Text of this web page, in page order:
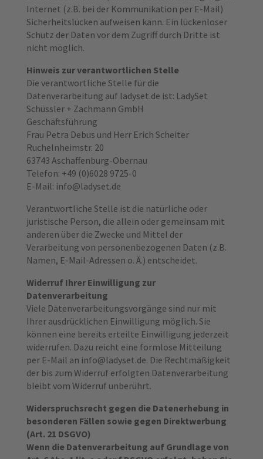
Internet (z.B. bei der Kommunikation per E-Mail)
Sicherheitslücken aufweisen kann. Ein lückenloser
Schutz der Daten vor dem Zugriff durch Dritte ist
nicht möglich.
Hinweis zur verantwortlichen Stelle
Die verantwortliche Stelle für die
Datenverarbeitung auf ladyset.de ist: LadySet
Schüssler + Zachmann GmbH
Geschäftsführung
Frau Petra Debus und Herr Erich Scheiter
Ruchelnheimstr. 20
63743 Aschaffenburg-Obernau
Telefon: +49 (0)6028 9725-0
E-Mail: info@ladyset.de
Verantwortliche Stelle ist die natürliche oder
juristische Person, die allein oder gemeinsam mit
anderen über die Zwecke und Mittel der
Verarbeitung von personenbezogenen Daten (z.B.
Namen, E-Mail-Adressen o. Ä.) entscheidet.
Widerruf Ihrer Einwilligung zur
Datenverarbeitung
Viele Datenverarbeitungsvorgänge sind nur mit
Ihrer ausdrücklichen Einwilligung möglich. Sie
können eine bereits erteilte Einwilligung jederzeit
widerrufen. Dazu reicht eine formlose Mitteilung
per E-Mail an info@ladyset.de. Die Rechtmäßigkeit
der bis zum Widerruf erfolgten Datenverarbeitung
bleibt vom Widerruf unberührt.
Widerspruchsrecht gegen die Datenerhebung in
besonderen Fällen sowie gegen Direktwerbung
(Art. 21 DSGVO)
Wenn die Datenverarbeitung auf Grundlage von